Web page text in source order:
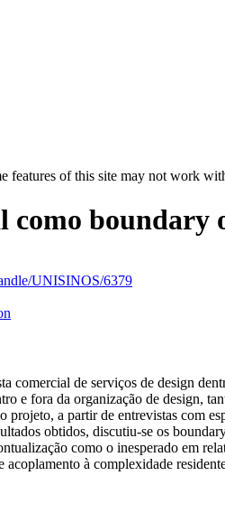
features of this site may not work
como boundary
UNISINOS/6379
comercial de serviços de design
e fora da organização de design,
a partir de entrevistas com
obtidos, discutiu-se os
como o inesperado em
acoplamento à complexidade